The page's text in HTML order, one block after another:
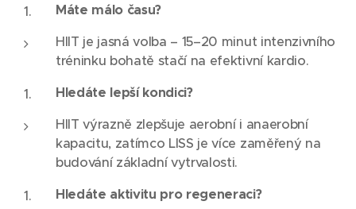
Máte málo času?
HIIT je jasná volba – 15–20 minut intenzivního
tréninku bohatě stačí na efektivní kardio.
Hledáte lepší kondici?
HIIT výrazně zlepšuje aerobní i anaerobní
kapacitu, zatímco LISS je více zaměřený na
budování základní vytrvalosti.
Hledáte aktivitu pro regeneraci?